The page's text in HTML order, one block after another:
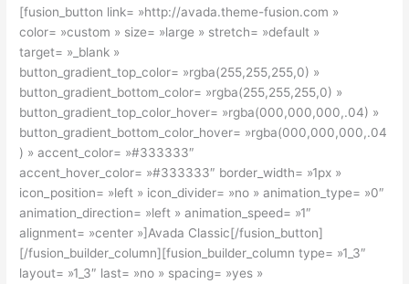
[fusion_button link= »http://avada.theme-fusion.com »
color= »custom » size= »large » stretch= »default »
target= »_blank »
button_gradient_top_color= »rgba(255,255,255,0) »
button_gradient_bottom_color= »rgba(255,255,255,0) »
button_gradient_top_color_hover= »rgba(000,000,000,.04) »
button_gradient_bottom_color_hover= »rgba(000,000,000,.04
) » accent_color= »#333333″
accent_hover_color= »#333333″ border_width= »1px »
icon_position= »left » icon_divider= »no » animation_type= »0″
animation_direction= »left » animation_speed= »1″
alignment= »center »]Avada Classic[/fusion_button]
[/fusion_builder_column][fusion_builder_column type= »1_3″
layout= »1_3″ last= »no » spacing= »yes »